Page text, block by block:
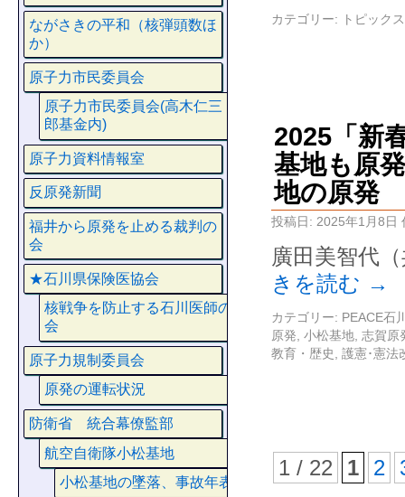
カテゴリー: トピックス
2025「新
基地も原
地の原発
投稿日: 2025年1月8日
廣田美智代
きを読む →
カテゴリー: PEACE石
原発 小松基地 志賀原
教育・歴史
護憲･憲法
1 / 22 1 2
ながさきの平和（核弾頭数ほ
か）
原子力市民委員会
原子力市民委員会(高木仁三
郎基金内)
原子力資料情報室
反原発新聞
福井から原発を止める裁判の
会
★石川県保険医協会
核戦争を防止する石川医師の
会
原子力規制委員会
原発の運転状況
防衛省 統合幕僚監部
航空自衛隊小松基地
小松基地の墜落、事故年表